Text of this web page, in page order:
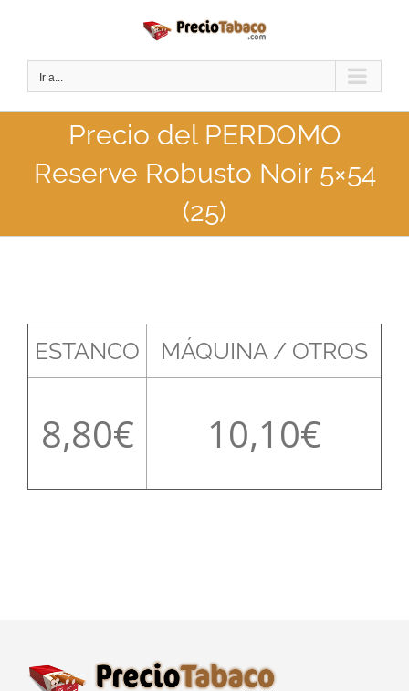
contenido
Ir a...
Precio del PERDOMO
Reserve Robusto Noir 5×54
(25)
ESTANCO MÁQUINA / OTROS
8,80 10,10